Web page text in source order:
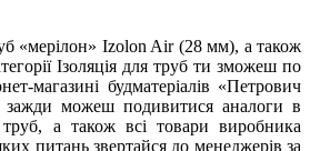
«мерілон» Izolon Air (28 мм), а також
Ізоляція для труб ти зможеш по
магазині будматеріалів «Петрович
зажди можеш подивитися аналоги в
труб, а також всі товари виробника
питань звертайся до менеджерів за